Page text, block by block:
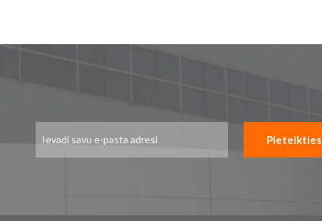
jaunumu
Pieteikties